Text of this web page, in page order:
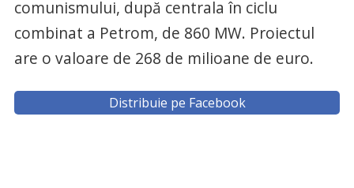
comunismului, după centrala în ciclu
combinat a Petrom, de 860 MW. Proiectul
are o valoare de 268 de milioane de euro.
Distribuie pe Facebook